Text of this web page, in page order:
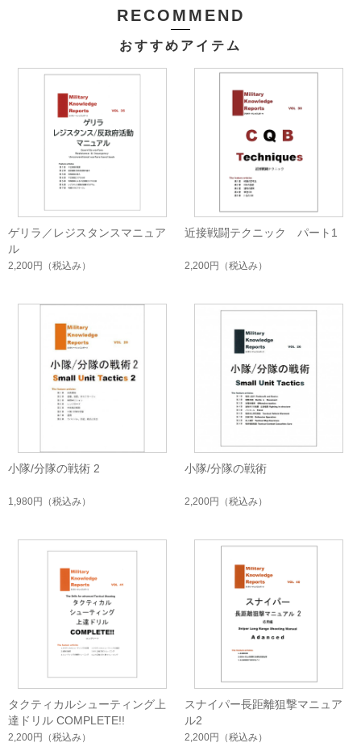
RECOMMEND
おすすめアイテム
ゲリラ／レジスタンスマニュア
ル
2,200円 （税込み）
近接戦闘テクニック パート1
2,200円 （税込み）
小隊/分隊の戦術 2
1,980円 （税込み）
小隊/分隊の戦術
2,200円 （税込み）
タクティカルシューティング上
達ドリル COMPLETE!!
2,200円 （税込み）
スナイパー長距離狙撃マニュア
ル2
2,200円 （税込み）